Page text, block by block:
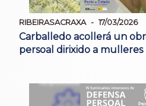
RIBEIRASACRAXA 17/03/2026
Carballedo acollerá un
persoal dirixido a mulleres